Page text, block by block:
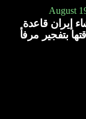
August
إيران قاعدة
بتفجير مرفأ